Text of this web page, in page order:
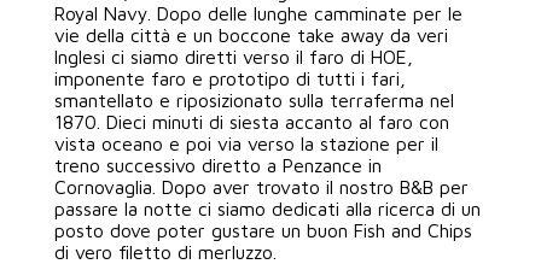
Royal Navy. Dopo delle lunghe camminate per le
vie della città e un boccone take away da veri
Inglesi ci siamo diretti verso il faro di HOE,
imponente faro e prototipo di tutti i fari,
smantellato e riposizionato sulla terraferma nel
1870. Dieci minuti di siesta accanto al faro con
vista oceano e poi via verso la stazione per il
treno successivo diretto a Penzance in
Cornovaglia. Dopo aver trovato il nostro B&B per
passare la notte ci siamo dedicati alla ricerca di un
posto dove poter gustare un buon Fish and Chips
di vero filetto di merluzzo.